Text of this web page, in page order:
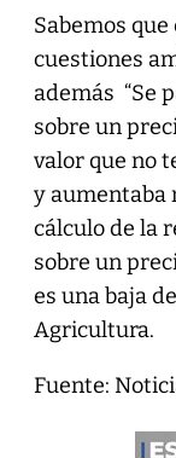
Sabemos
cuestiones
además “Se
sobre un
valor que no
y aumentaba
cálculo de la
sobre un
es una baja
Agricultura.
Fuente: